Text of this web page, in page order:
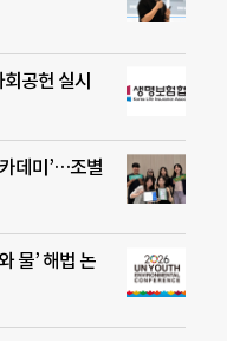
회공헌 실시
데미’…조별
물’ 해법 논